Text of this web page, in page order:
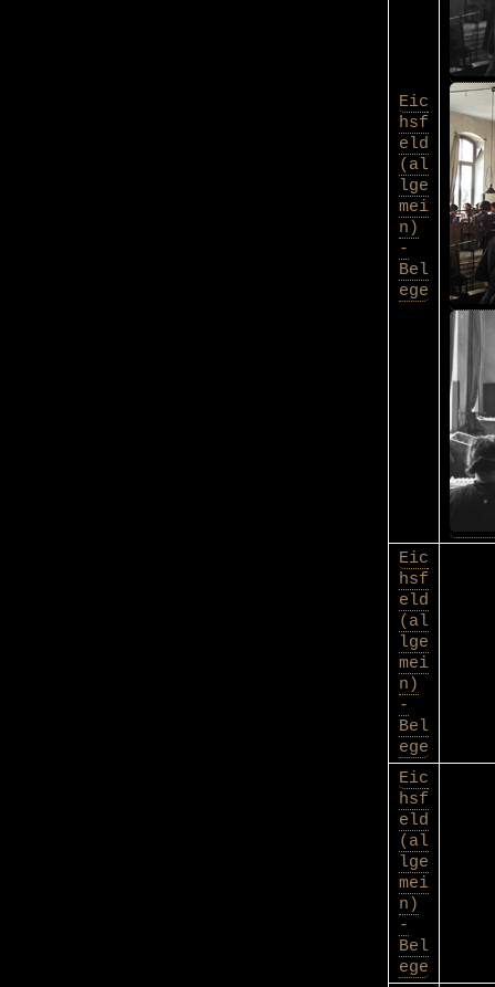
Eic
hsf
eld
(al
lge
mei
n)
-
Bel
ege
Eic
hsf
eld
(al
lge
mei
n)
-
Bel
ege
Eic
hsf
eld
(al
lge
mei
n)
-
Bel
ege